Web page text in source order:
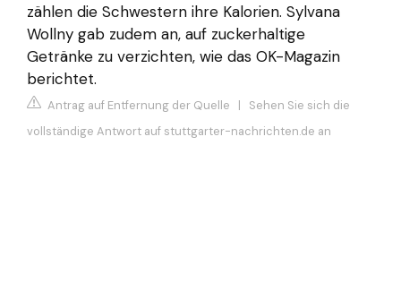
zählen die Schwestern ihre Kalorien. Sylvana
Wollny gab zudem an, auf zuckerhaltige
Getränke zu verzichten, wie das OK-Magazin
berichtet.
Antrag auf Entfernung der Quelle | Sehen Sie sich die
vollständige Antwort auf stuttgarter-nachrichten.de an